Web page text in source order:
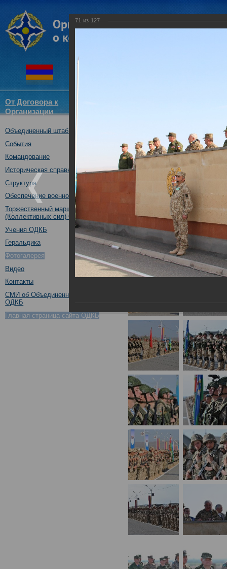
От Договора к
Организации
Объединенный штаб ОДКБ
События
Командование
Историческая справка
Структура
Обеспечение военной безопасности
Торжественный марш Войск
(Коллективных сил) ОДКБ
Учения ОДКБ
Геральдика
Фотогалерея
Видео
Контакты
СМИ об Объединенном штабе
ОДКБ
Главная страница сайта ОДКБ
Открытие совместного
09.10.2017
71 из 127